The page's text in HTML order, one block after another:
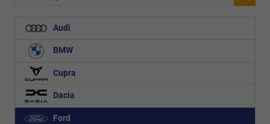
Audi
BMW
Cupra
Dacia
Ford